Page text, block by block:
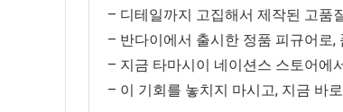
– 디테일까지 고집해서 제작된 고품
– 반다이에서 출시한 정품 피규어로,
– 지금 타마시이 네이션스 스토어에
– 이 기회를 놓치지 마시고, 지금 바